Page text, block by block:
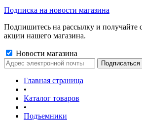
Подписка на новости магазина
Подпишитесь на рассылку и получайте
акции нашего магазина.
Новости магазина
Главная страница
•
Каталог товаров
•
Подъемники